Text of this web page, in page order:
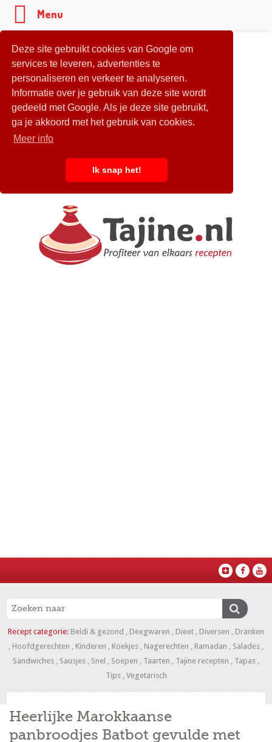
Deze site gebruikt cookies van Google om
services te leveren, advertenties te
personaliseren en verkeer te analyseren.
Informatie over je gebruik van deze site wordt
gedeeld met Google. Als je deze site gebruikt,
ga je akkoord met het gebruik van cookies.
Meer info
Ik snap het!
Recept categorie: Beldi & gezond , Deegwaren , Dieet , Diversen , Dranken
, Hoofdgerechten , Kinderen , Koekjes , Nagerechten , Ramadan , Salades ,
Sandwiches , Sausjes , Snel , Soepen , Taarten , Tajine recepten , Tapas ,
Tips, Vegetarisch
Heerlijke Marokkaanse
panbroodjes Batbot gevulde met
Menu